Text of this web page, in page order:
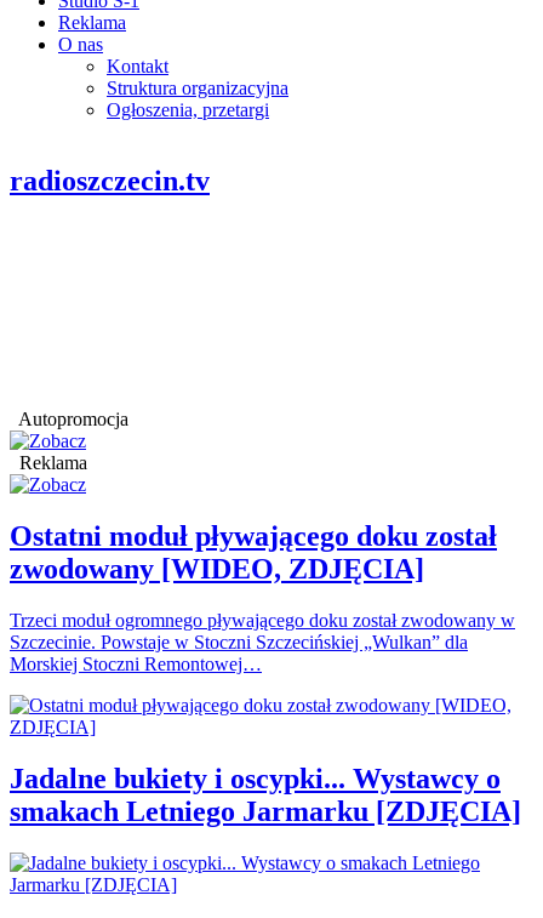
Reklama
O nas
Kontakt
Struktura organizacyjna
Ogłoszenia, przetargi
radioszczecin.tv
Autopromocja
Reklama
Ostatni moduł pływającego doku został
zwodowany [WIDEO, ZDJĘCIA]
Trzeci moduł ogromnego pływającego doku został zwodowany w
Szczecinie. Powstaje w Stoczni Szczecińskiej „Wulkan” dla
Morskiej Stoczni Remontowej…
Jadalne bukiety i oscypki... Wystawcy o
smakach Letniego Jarmarku [ZDJĘCIA]